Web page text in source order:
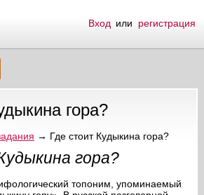
Вход или регистрация
гора?
→ Где стоит Кудыкина гора?
гора?
топоним, упоминаемый